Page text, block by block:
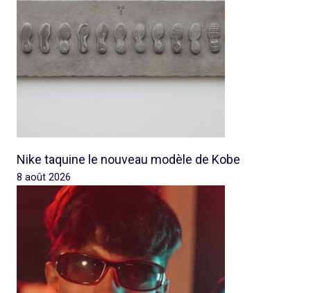
Nike taquine le nouveau modèle de Kobe
8 août 2026